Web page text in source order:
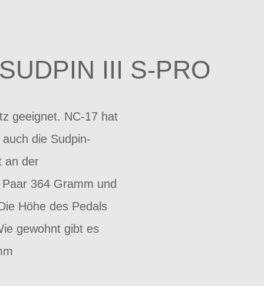
III S-PRO
geeignet. NC-17 hat
die Sudpin-
an der
364 Gramm und
Höhe des Pedals
gewohnt gibt es